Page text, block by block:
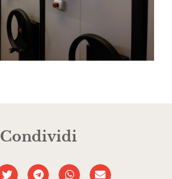
Condividi